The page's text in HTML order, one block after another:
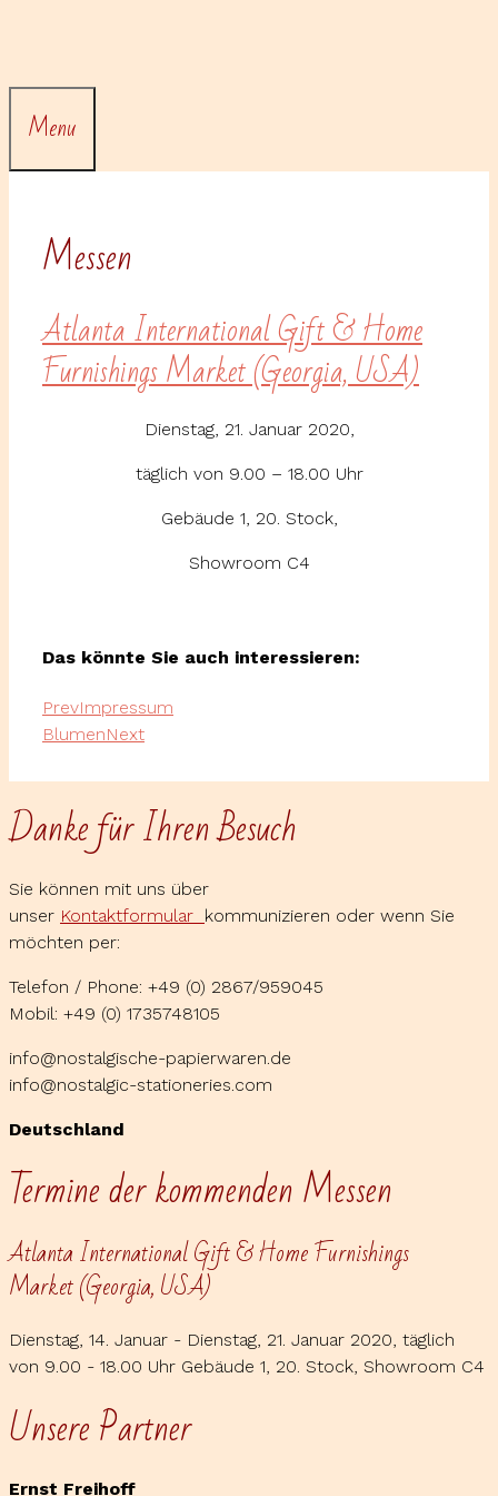
Menu
Messen
Atlanta International Gift & Home
Furnishings Market (Georgia, USA)
Dienstag, 21. Januar 2020,
täglich von 9.00 – 18.00 Uhr
Gebäude 1, 20. Stock,
Showroom C4
Das könnte Sie auch interessieren:
PrevImpressum
BlumenNext
Danke für Ihren Besuch
Sie können mit uns über
unser Kontaktformular kommunizieren oder wenn Sie
möchten per:
Telefon / Phone: +49 (0) 2867/959045
Mobil: +49 (0) 1735748105
info@nostalgische-papierwaren.de
info@nostalgic-stationeries.com
Deutschland
Termine der kommenden Messen
Atlanta International Gift & Home Furnishings
Market (Georgia, USA)
Dienstag, 14. Januar - Dienstag, 21. Januar 2020, täglich
von 9.00 - 18.00 Uhr Gebäude 1, 20. Stock, Showroom C4
Unsere Partner
Ernst Freihoff